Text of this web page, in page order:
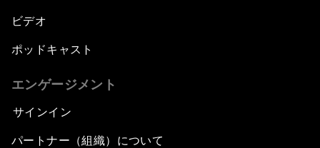
ビデオ
ポッドキャスト
エンゲージメント
サインイン
パートナー（組織）について